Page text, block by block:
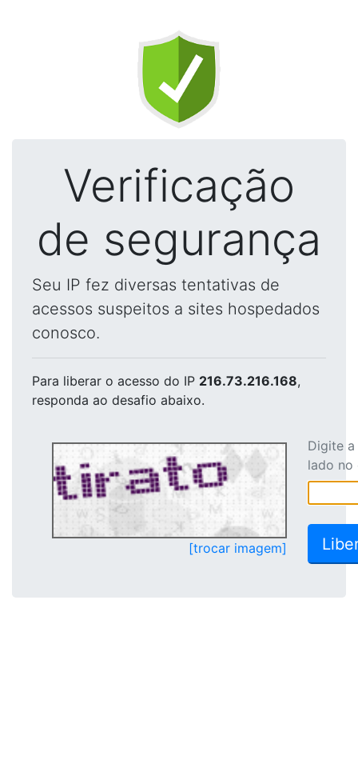
Verificação
de segurança
Seu IP fez diversas tentativas de
acessos suspeitos a sites hospedados
conosco.
Para liberar o acesso do IP 216.73.216.168,
responda ao desafio abaixo.
[trocar imagem]
Digite
lado no